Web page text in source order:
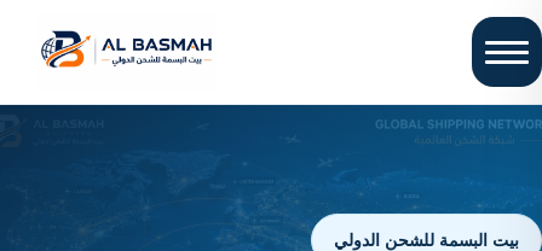
بيت البسمة للشحن الدولي